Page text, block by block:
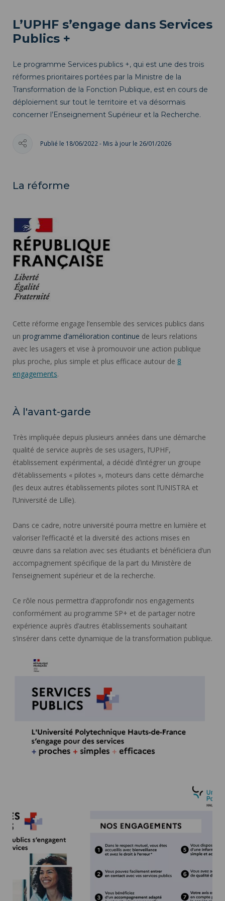
L’UPHF s’engage dans Services
Publics +
Le programme Services publics +, qui est une des trois
réformes prioritaires portées par la Ministre de la
Transformation de la Fonction Publique, est en cours de
déploiement sur tout le territoire et va désormais
concerner l’Enseignement Supérieur et la Recherche.
Publié le 18/06/2022 - Mis à jour le 26/01/2026
La réforme
Cette réforme engage l’ensemble des services publics dans
un programme d’amélioration continue de leurs relations
avec les usagers et vise à promouvoir une action publique
plus proche, plus simple et plus efficace autour de 8
engagements.
À l'avant-garde
Très impliquée depuis plusieurs années dans une démarche
qualité de service auprès de ses usagers, l’UPHF,
établissement expérimental, a décidé d’intégrer un groupe
d’établissements « pilotes », moteurs dans cette démarche
(les deux autres établissements pilotes sont l’UNISTRA et
l’Université de Lille).
Dans ce cadre, notre université pourra mettre en lumière et
valoriser l’efficacité et la diversité des actions mises en
œuvre dans sa relation avec ses étudiants et bénéficiera d’un
accompagnement spécifique de la part du Ministère de
l’enseignement supérieur et de la recherche.
Ce rôle nous permettra d’approfondir nos engagements
conformément au programme SP+ et de partager notre
expérience auprès d’autres établissements souhaitant
s’insérer dans cette dynamique de la transformation publique.